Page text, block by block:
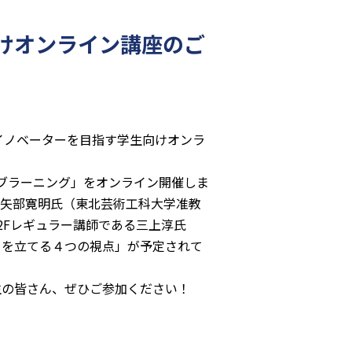
オンライン講座のご
ベーターを目指す学生向けオンラ
ラーニング」をオンライン開催しま
部寛明氏（東北芸術工科大学准教
レギュラー講師である三上淳氏
立てる４つの視点」が予定されて
皆さん、ぜひご参加ください！